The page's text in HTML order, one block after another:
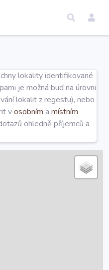
lokality identifikované
je možná buď na úrovni
lokalit z regestu), nebo
vosobním a místním
ohledně příjemců a